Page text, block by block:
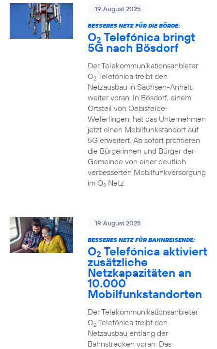
19. August 2025
BESSERES NETZ FÜR DIE BÖRDE:
O2 Telefónica bringt
5G nach Bösdorf
Der Telekommunikationsanbieter
O2Telefónica treibt den
Netzausbau in Sachsen-Anhalt
weiter voran. In Bösdorf, einem
Ortsteil von Oebisfelde-
Weferlingen, hat das Unternehmen
jetzt einen Mobilfunkstandort auf
5G erweitert. Ab sofort profitieren
die Bürgerinnen und Bürger der
Gemeinde von einer deutlich
verbesserten Mobilfunkversorgung
im O2Netz.
19. August 2025
BESSERES NETZ FÜR BAHNREISENDE:
O2 Telefónica aktiviert
zusätzliche
Netzkapazitäten an
10.000
Mobilfunkstandorten
Der Telekommunikationsanbieter
O2Telefónica treibt den
Netzausbau entlang der
Bahnstrecken voran: Das